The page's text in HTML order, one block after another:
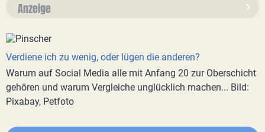
Anzeige
Verdiene ich zu wenig, oder lügen die anderen?
Warum auf Social Media alle mit Anfang 20 zur Oberschicht
gehören und warum Vergleiche unglücklich machen... Bild:
Pixabay, Petfoto